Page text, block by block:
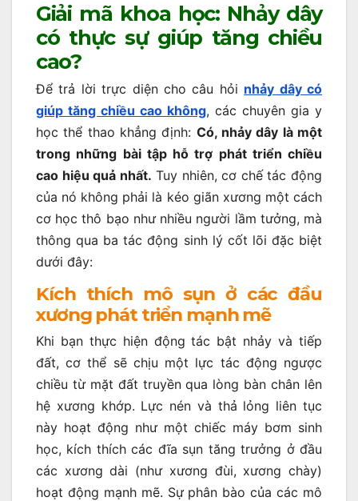
Giải mã khoa học: Nhảy dây
có thực sự giúp tăng chiều
cao?
Để trả lời trực diện cho câu hỏi nhảy dây có
giúp tăng chiều cao không, các chuyên gia y
học thể thao khẳng định: Có, nhảy dây là một
trong những bài tập hỗ trợ phát triển chiều
cao hiệu quả nhất. Tuy nhiên, cơ chế tác động
của nó không phải là kéo giãn xương một cách
cơ học thô bạo như nhiều người lầm tưởng, mà
thông qua ba tác động sinh lý cốt lõi đặc biệt
dưới đây:
Kích thích mô sụn ở các đầu
xương phát triển mạnh mẽ
Khi bạn thực hiện động tác bật nhảy và tiếp
đất, cơ thể sẽ chịu một lực tác động ngược
chiều từ mặt đất truyền qua lòng bàn chân lên
hệ xương khớp. Lực nén và thả lỏng liên tục
này hoạt động như một chiếc máy bơm sinh
học, kích thích các đĩa sụn tăng trưởng ở đầu
các xương dài (như xương đùi, xương chày)
hoạt động mạnh mẽ. Sự phân bào của các mô